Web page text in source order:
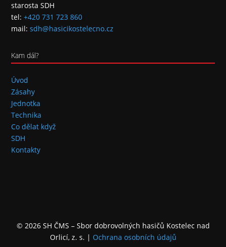
starosta SDH
tel:+420 731 723 860
mail:sdh@hasicikostelecno.cz
Kam dál?
Úvod
Zásahy
Jednotka
Technika
Co dělat když
SDH
Kontakty
© 2026 SH ČMS – Sbor dobrovolných hasičů Kostelec nad
Orlicí, z. s. | Ochrana osobních údajů